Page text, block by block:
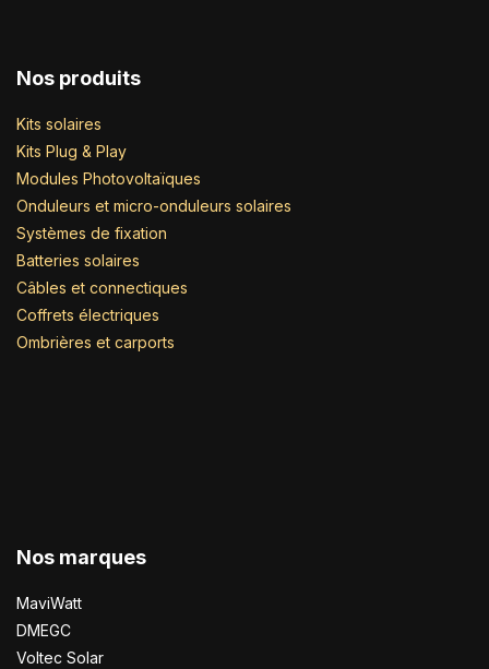
Nos produits
Kits solaires
Kits Plug & Play
Modules Photovoltaïques
Onduleurs et micro-onduleurs solaires
Systèmes de fixation
Batteries solaires
Câbles et connectiques
Coffrets électriques
Ombrières et carports
Nos marques
MaviWatt
DMEGC
Voltec Solar